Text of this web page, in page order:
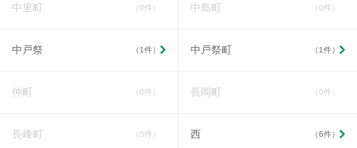
中里町 （0件） 中島町 （0件）
中戸祭 （1件） 中戸祭町 （1件）
仲町 （0件） 長岡町 （0件）
長峰町 （0件） 西 （6件）